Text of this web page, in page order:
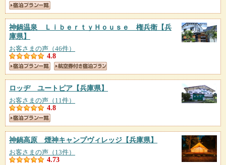
神鍋温泉 ＬｉｂｅｒｔｙＨｏｕｓｅ 権兵衛【兵
庫県】
お客さまの声（46件）
4.8
ロッヂ ユートピア 【兵庫県】
お客さまの声（11件）
4.8
神鍋高原 煙神キャンプヴィレッジ 【兵庫県】
お客さまの声（13件）
4.73